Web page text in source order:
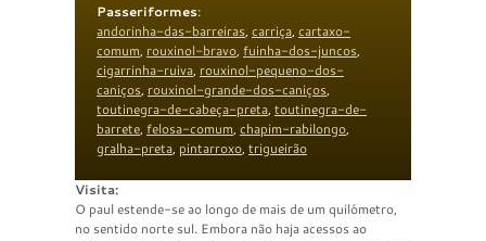
Passeriformes:
andorinha-das-barreiras, carriça, cartaxo-
comum, rouxinol-bravo, fuinha-dos-juncos,
cigarrinha-ruiva, rouxinol-pequeno-dos-
caniços, rouxinol-grande-dos-caniços,
toutinegra-de-cabeça-preta, toutinegra-de-
barrete, felosa-comum, chapim-rabilongo,
gralha-preta, pintarroxo, trigueirão
Visita:
O paul estende-se ao longo de mais de um quilómetro,
no sentido norte sul. Embora não haja acessos ao